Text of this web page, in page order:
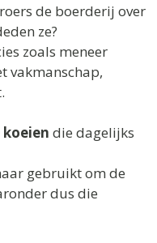
de boerderij over
ze?
zoals meneer
vakmanschap,
koeien die dagelijks
gebruikt om de
dus die